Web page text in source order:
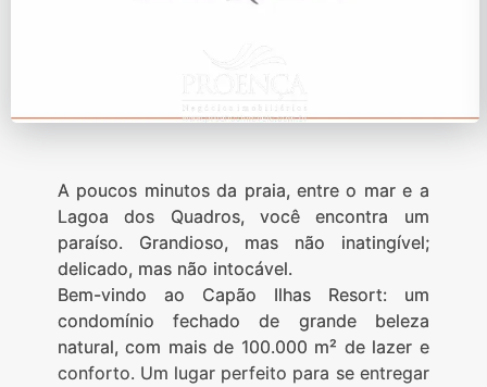
A poucos minutos da praia, entre o mar e a
Lagoa dos Quadros, você encontra um
paraíso. Grandioso, mas não inatingível;
delicado, mas não intocável.
Bem-vindo ao Capão Ilhas Resort: um
condomínio fechado de grande beleza
natural, com mais de 100.000 m² de lazer e
conforto. Um lugar perfeito para se entregar